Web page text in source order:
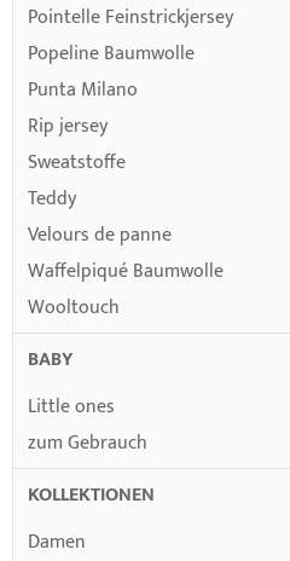
Pointelle Feinstrickjersey
Popeline Baumwolle
Punta Milano
Rip jersey
Sweatstoffe
Teddy
Velours de panne
Waffelpiqué Baumwolle
Wooltouch
BABY
Little ones
zum Gebrauch
KOLLEKTIONEN
Damen